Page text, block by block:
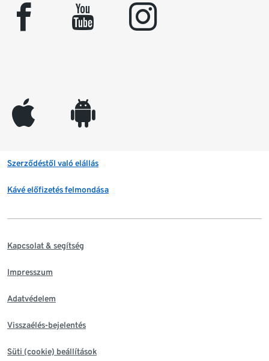
facebook youtube instagram
appleinc android
Szerződéstől való elállás
Kávé előfizetés felmondása
Kapcsolat & segítség
Impresszum
Adatvédelem
Visszaélés-bejelentés
Süti (cookie) beállítások